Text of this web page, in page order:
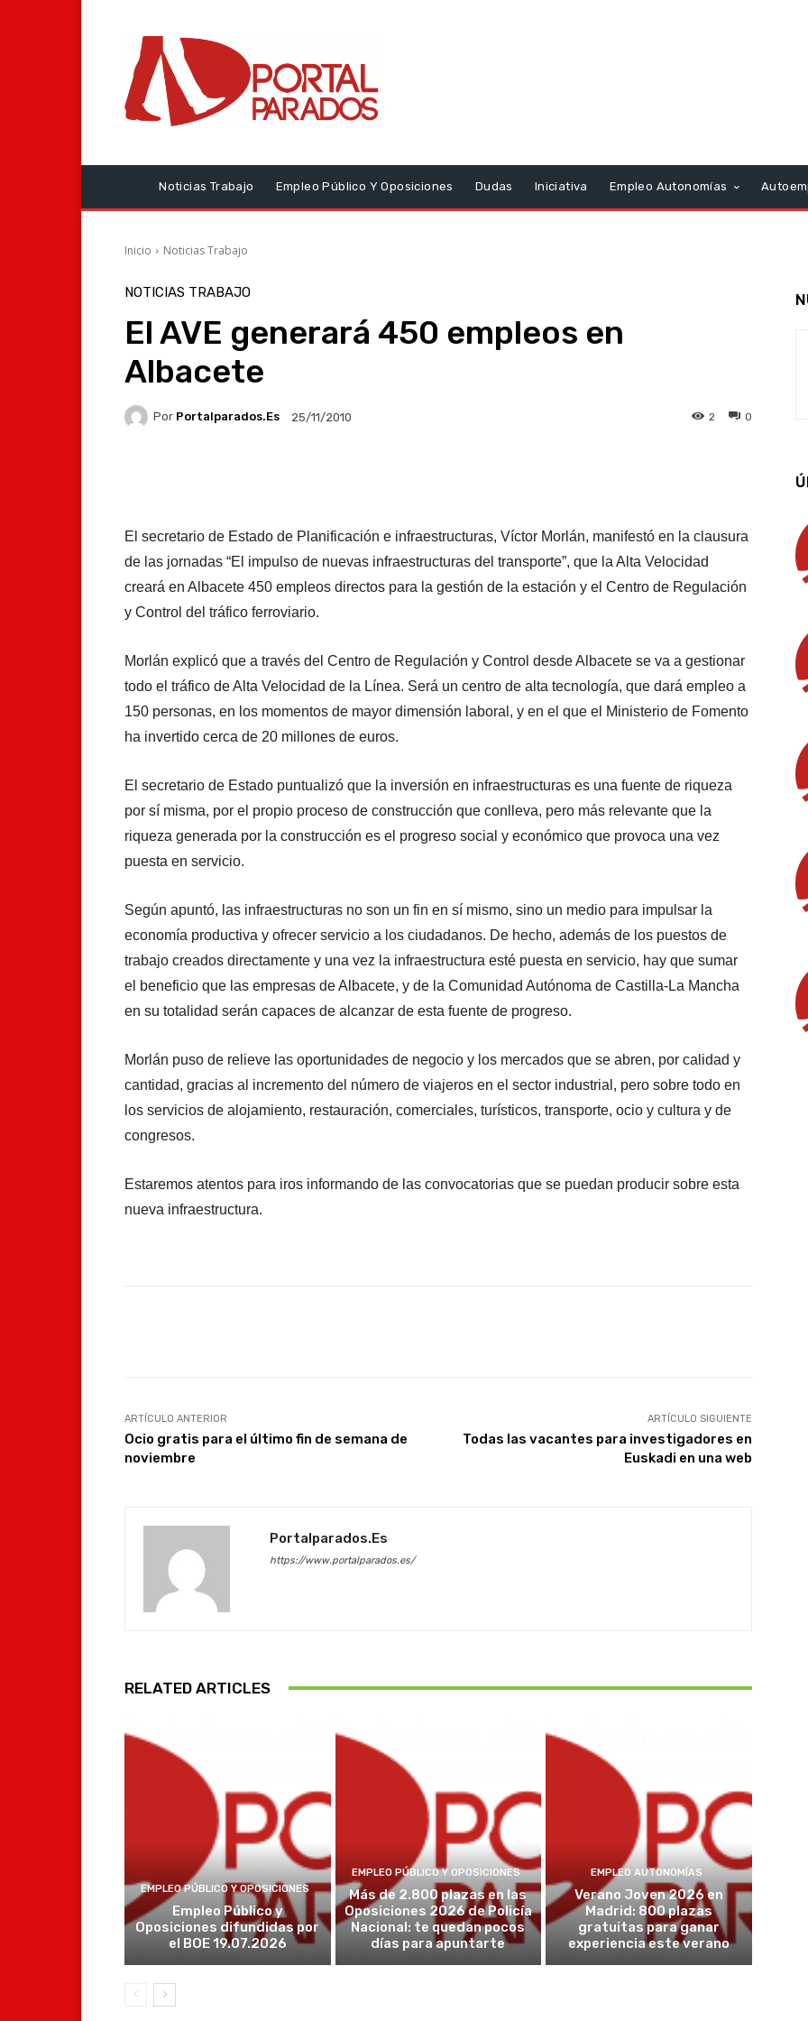
Noticias Trabajo Empleo Público Y Oposiciones Dudas Iniciativa Empleo Autonomías
Inicio Noticias Trabajo
NOTICIAS TRABAJO
El AVE generará 450 empleos en
Albacete
Por Portalparados.es 25/11/2010 0
2
El secretario de Estado de Planificación e infraestructuras, Víctor Morlán, manifestó en la clausura
de las jornadas “El impulso de nuevas infraestructuras del transporte”, que la Alta Velocidad
creará en Albacete 450 empleos directos para la gestión de la estación y el Centro de Regulación
y Control del tráfico ferroviario.
Morlán explicó que a través del Centro de Regulación y Control desde Albacete se va a gestionar
todo el tráfico de Alta Velocidad de la Línea. Será un centro de alta tecnología, que dará empleo a
150 personas, en los momentos de mayor dimensión laboral, y en el que el Ministerio de Fomento
ha invertido cerca de 20 millones de euros.
El secretario de Estado puntualizó que la inversión en infraestructuras es una fuente de riqueza
por sí misma, por el propio proceso de construcción que conlleva, pero más relevante que la
riqueza generada por la construcción es el progreso social y económico que provoca una vez
puesta en servicio.
Según apuntó, las infraestructuras no son un fin en sí mismo, sino un medio para impulsar la
economía productiva y ofrecer servicio a los ciudadanos. De hecho, además de los puestos de
trabajo creados directamente y una vez la infraestructura esté puesta en servicio, hay que sumar
el beneficio que las empresas de Albacete, y de la Comunidad Autónoma de Castilla-La Mancha
en su totalidad serán capaces de alcanzar de esta fuente de progreso.
Morlán puso de relieve las oportunidades de negocio y los mercados que se abren, por calidad y
cantidad, gracias al incremento del número de viajeros en el sector industrial, pero sobre todo en
los servicios de alojamiento, restauración, comerciales, turísticos, transporte, ocio y cultura y de
congresos.
Estaremos atentos para iros informando de las convocatorias que se puedan producir sobre esta
nueva infraestructura.
ARTÍCULO ANTERIOR
Ocio gratis para el último fin de semana de
noviembre
ARTÍCULO SIGUIENTE
Todas las vacantes para investigadores en
Euskadi en una web
Portalparados.es
https://www.portalparados.es/
RELATED ARTICLES
EMPLEO PÚBLICO Y OPOSICIONES
Empleo Público y
Oposiciones difundidas por
el BOE 19.07.2026
EMPLEO PÚBLICO Y OPOSICIONES
Más de 2.800 plazas en las
Oposiciones 2026 de Policía
Nacional: te quedan pocos
días para apuntarte
EMPLEO AUTONOMÍAS
Verano Joven 2026 en
Madrid: 800 plazas
gratuitas para ganar
experiencia este verano